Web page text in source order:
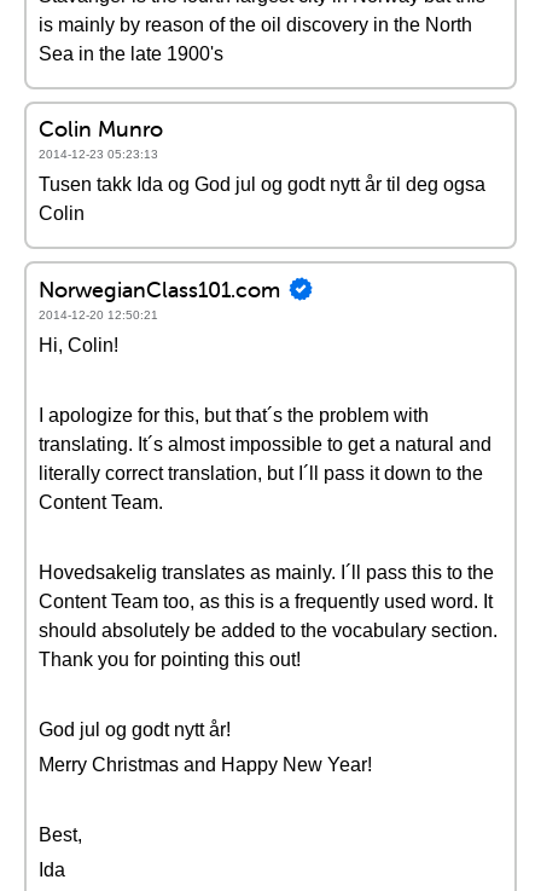
is mainly by reason of the oil discovery in the North
Sea in the late 1900's
Colin Munro
2014-12-23 05:23:13
Tusen takk Ida og God jul og godt nytt år til deg ogsa
Colin
NorwegianClass101.com
2014-12-20 12:50:21
Hi, Colin!
I apologize for this, but that´s the problem with
translating. It´s almost impossible to get a natural and
literally correct translation, but I´ll pass it down to the
Content Team.
Hovedsakelig translates as mainly. I´ll pass this to the
Content Team too, as this is a frequently used word. It
should absolutely be added to the vocabulary section.
Thank you for pointing this out!
God jul og godt nytt år!
Merry Christmas and Happy New Year!
Best,
Ida